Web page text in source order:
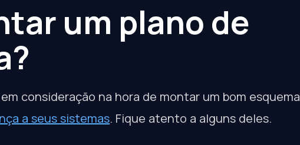
um plano de
consideração na hora de montar um bom esquema
a seus sistemas. Fique atento a alguns deles.